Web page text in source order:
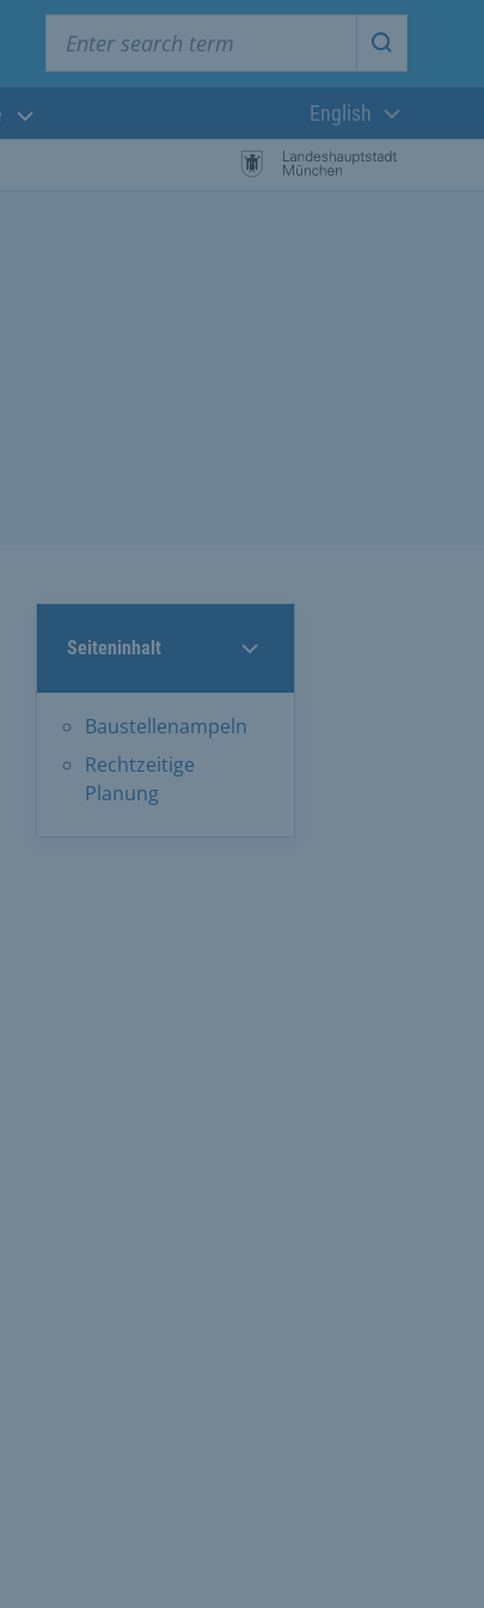
Start
Current
English
Seiteninhalt
Baustellenampeln
Rechtzeitige
Planung